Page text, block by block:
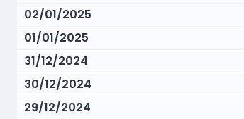
02/01/2025
01/01/2025
31/12/2024
30/12/2024
29/12/2024